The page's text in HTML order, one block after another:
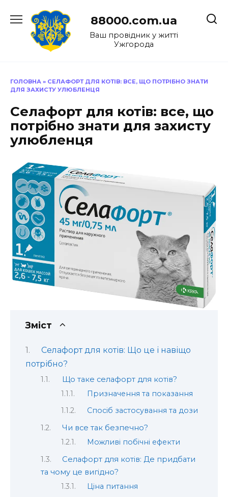
до
88000.com.ua
Ваш провідник у житті
Ужгорода
ГОЛОВНА » СЕЛАФОРТ ДЛЯ КОТІВ: ВСЕ, ЩО ПОТРІБНО ЗНАТИ
ДЛЯ ЗАХИСТУ УЛЮБЛЕНЦЯ
Селафорт для котів: все, що
потрібно знати для захисту
улюбленця
Зміст
Селафорт для котів: Що це і навіщо
потрібно?
Що таке селафорт для котів?
Призначення та показання
Спосіб застосування та дози
Чи все так безпечно?
Можливі побічні ефекти
Селафорт для котів: Де придбати
та чому це вигідно?
Ціна питання